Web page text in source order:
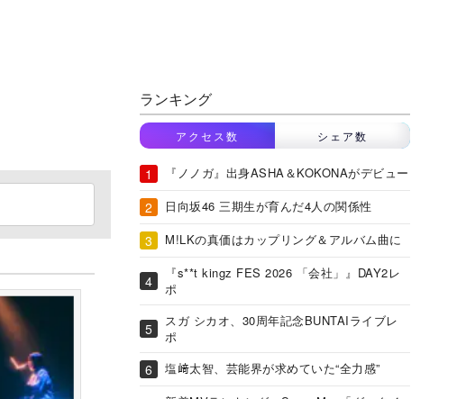
ランキング
アクセス数 シェア数
『ノノガ』出身ASHA＆KOKONAがデビュー
日向坂46 三期生が育んだ4人の関係性
M!LKの真価はカップリング＆アルバム曲に
『s**t kingz FES 2026 「会社」』DAY2レ
ポ
スガ シカオ、30周年記念BUNTAIライブレ
ポ
塩﨑太智、芸能界が求めていた“全力感”